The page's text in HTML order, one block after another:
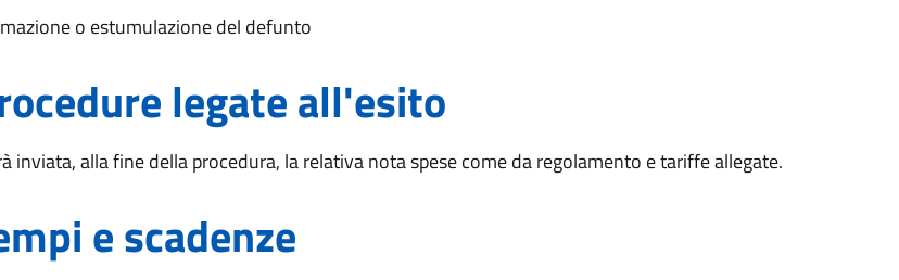
o estumulazione del defunto
legate all'esito
inviata, alla fine della procedura, la relativa nota spese come da regolamento e tariffe allegate.
e scadenze